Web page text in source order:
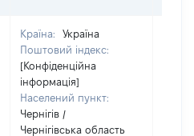
Країна:
Україна
Поштовий індекс:
[Конфіденційна
інформація]
Населений пункт:
Чернігів /
Чернігівська область